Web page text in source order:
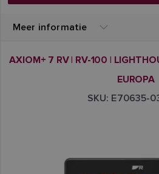
Meer informatie
AXIOM+ 7 RV | RV-100 |
EUROPA
SKU: E70635-